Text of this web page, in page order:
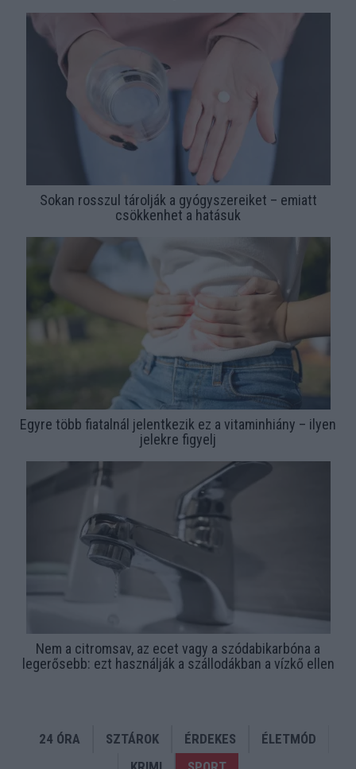
Sokan rosszul tárolják a gyógyszereiket – emiatt
csökkenhet a hatásuk
Egyre több fiatalnál jelentkezik ez a vitaminhiány – ilyen
jelekre figyelj
Nem a citromsav, az ecet vagy a szódabikarbóna a
legerősebb: ezt használják a szállodákban a vízkő ellen
24 ÓRA SZTÁROK ÉRDEKES
ÉLETMÓD